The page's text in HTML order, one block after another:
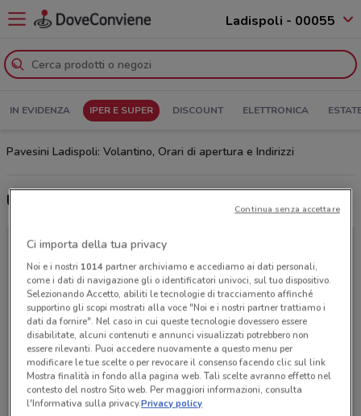
Ladispoli - 00055
IN EVIDENZA IPER E SUPER DISCOUNT ELETTRONICA
Pavesini Ladispoli: Volantino, Orari di apertura e Indirizzi
Ultime offerte del volantino Pavesini
Ci importa della tua privacy
Noi e i nostri 1014partner archiviamo e accediamo ai dati personali,
come i dati di navigazione gli o identificatori univoci, sul tuo dispositivo.
Selezionando Accetto, abiliti le tecnologie di tracciamento affinché
supportino gli scopi mostrati alla voce "Noi e i nostri partner trattiamo i
dati da fornire". Nel caso in cui queste tecnologie dovessero essere
disabilitate, alcuni contenuti e annunci visualizzati potrebbero non
essere rilevanti. Puoi accedere nuovamente a questo menu per
modificare le tue scelte o per revocare il consenso facendo clic sul link
Mostra finalità in fondo alla pagina web. Tali scelte avranno effetto nel
contesto del nostro Sito web. Per maggiori informazioni, consulta
l'Informativa sulla privacy.Privacy policy
Continua senza accettare